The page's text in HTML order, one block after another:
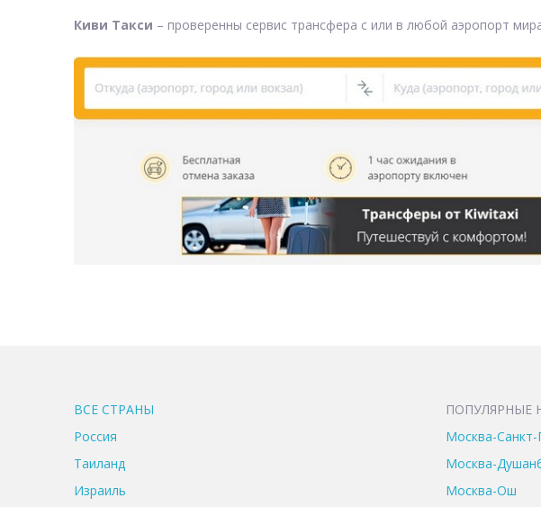
Киви Такси – проверенны сервис трансфера с или в любой аэропорт
ВСЕ CТРАНЫ
Россия
Таиланд
Израиль
ПОПУЛЯРНЫЕ
Москва-Санкт-
Москва-
Москва-Ош